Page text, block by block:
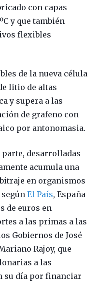
con capas
y que también
flexibles
de la nueva célula
litio de altas
y supera a las
de grafeno con
por antonomasia.
desarrolladas
acumula una
en organismos
El País, España
de euros en
a las primas a las
Gobiernos de José
Rajoy, que
a las
su día por financiar